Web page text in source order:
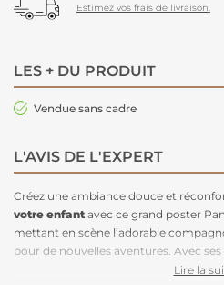
Estimez vos frais de livraison.
LES + DU PRODUIT
Vendue sans cadre
L'AVIS DE L'EXPERT
Créez une ambiance douce et
votre enfant avec ce grand poster
mettant en scène l’adorable
pour de nouvelles aventures. Avec
illustration pleine de tendresse, ce
Lire la